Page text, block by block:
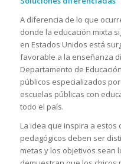
A diferencia de lo que
donde la educación mixta
en Estados Unidos está
favorable a la enseñanza
Departamento de
públicos especializados
escuelas públicas con
todo el país.
La idea que inspira a estos
pedagógicos deben ser
metas y los objetivos sean